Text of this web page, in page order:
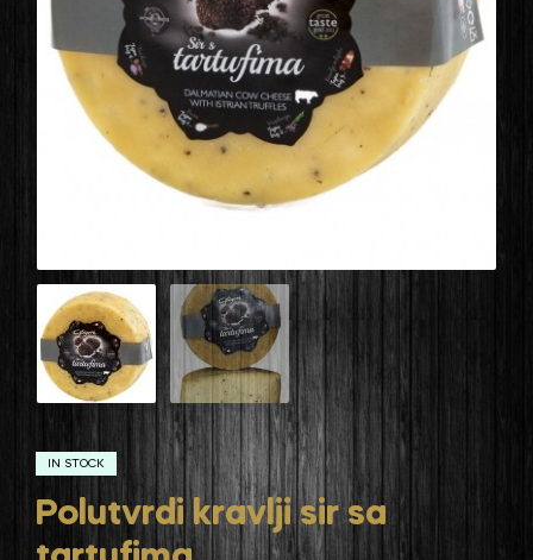
IN STOCK
Polutvrdi kravlji sir sa